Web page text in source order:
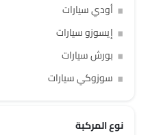
أودي سيارات
إيسوزو سيارات
بورش سيارات
سوزوكي سيارات
نوع المركبة